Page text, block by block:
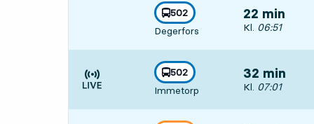
linje
502
mot
Degerfors
,
22 min
Avgår, Kl.
Kl. 06:51
Tiden är prognos
linje
502
mot
Immetorp
,
32 min
Avgår, Kl.
Kl. 07:01